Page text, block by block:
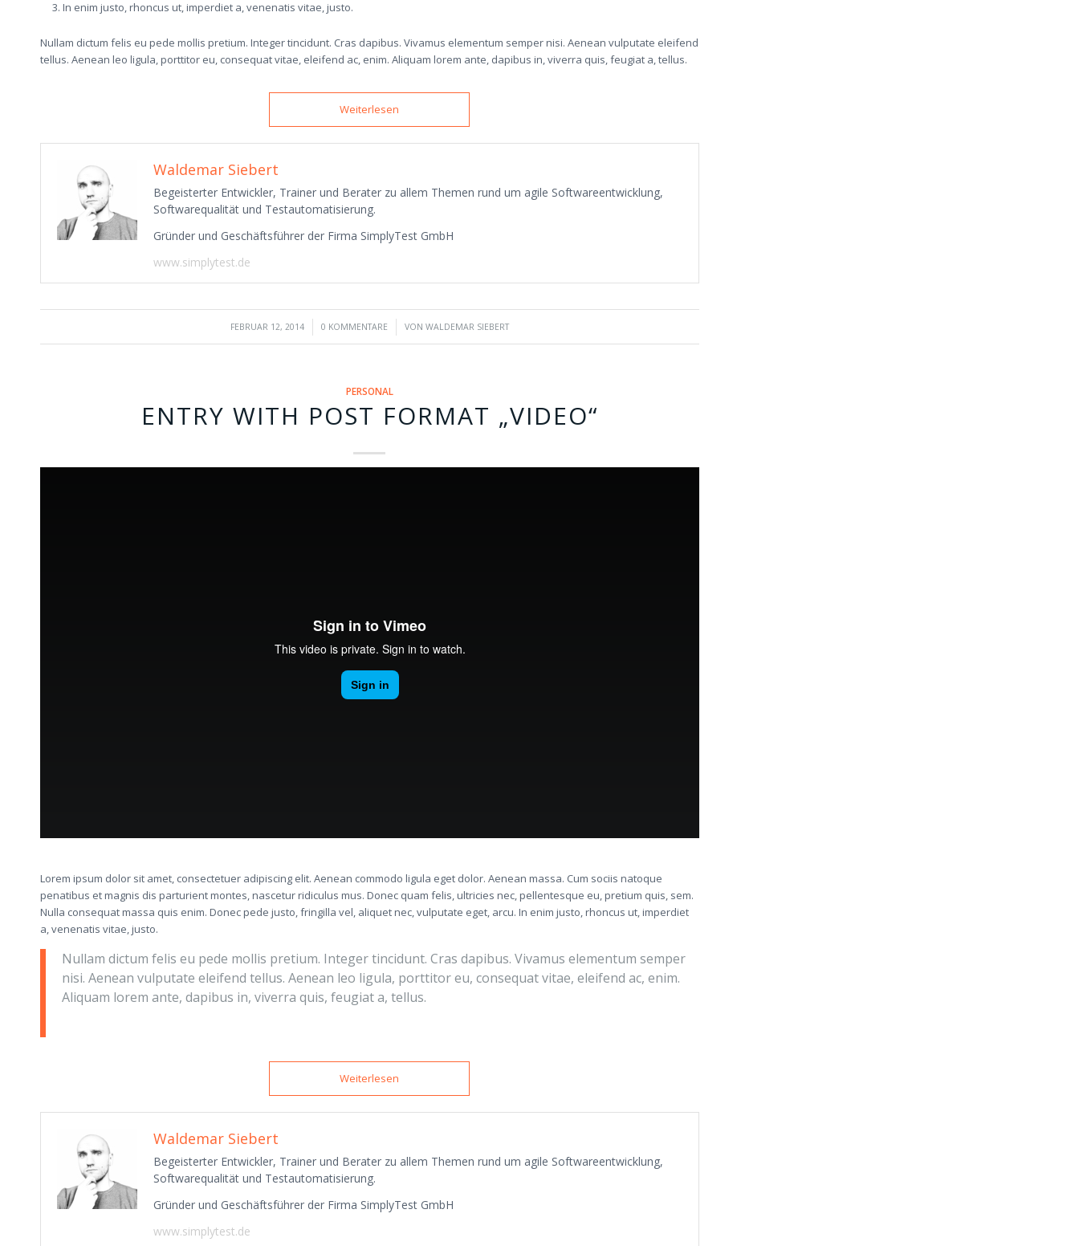
In enim justo, rhoncus ut, imperdiet a, venenatis vitae, justo.
Nullam dictum felis eu pede mollis pretium. Integer tincidunt. Cras dapibus. Vivamus elementum semper nisi. Aenean vulputate eleifend
tellus. Aenean leo ligula, porttitor eu, consequat vitae, eleifend ac, enim. Aliquam lorem ante, dapibus in, viverra quis, feugiat a, tellus.
Weiterlesen
Waldemar Siebert
Begeisterter Entwickler, Trainer und Berater zu allem Themen rund um agile Softwareentwicklung,
Softwarequalität und Testautomatisierung.
Gründer und Geschäftsführer der Firma SimplyTest GmbH
www.simplytest.de
FEBRUAR 12, 2014
/ 0 KOMMENTARE
/ VON WALDEMAR SIEBERT
PERSONAL
ENTRY WITH POST FORMAT „VIDEO“
Lorem ipsum dolor sit amet, consectetuer adipiscing elit. Aenean commodo ligula eget dolor. Aenean massa. Cum sociis natoque
penatibus et magnis dis parturient montes, nascetur ridiculus mus. Donec quam felis, ultricies nec, pellentesque eu, pretium quis, sem.
Nulla consequat massa quis enim. Donec pede justo, fringilla vel, aliquet nec, vulputate eget, arcu. In enim justo, rhoncus ut, imperdiet
a, venenatis vitae, justo.
Nullam dictum felis eu pede mollis pretium. Integer tincidunt. Cras dapibus. Vivamus elementum semper
nisi. Aenean vulputate eleifend tellus. Aenean leo ligula, porttitor eu, consequat vitae, eleifend ac, enim.
Aliquam lorem ante, dapibus in, viverra quis, feugiat a, tellus.
Weiterlesen
Waldemar Siebert
Begeisterter Entwickler, Trainer und Berater zu allem Themen rund um agile Softwareentwicklung,
Softwarequalität und Testautomatisierung.
Gründer und Geschäftsführer der Firma SimplyTest GmbH
www.simplytest.de